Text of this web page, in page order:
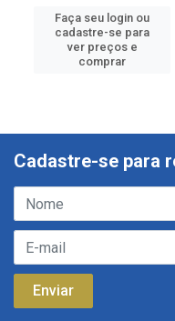
Faça seu login ou
cadastre-se para
ver preços e
comprar
Cadastre-se para